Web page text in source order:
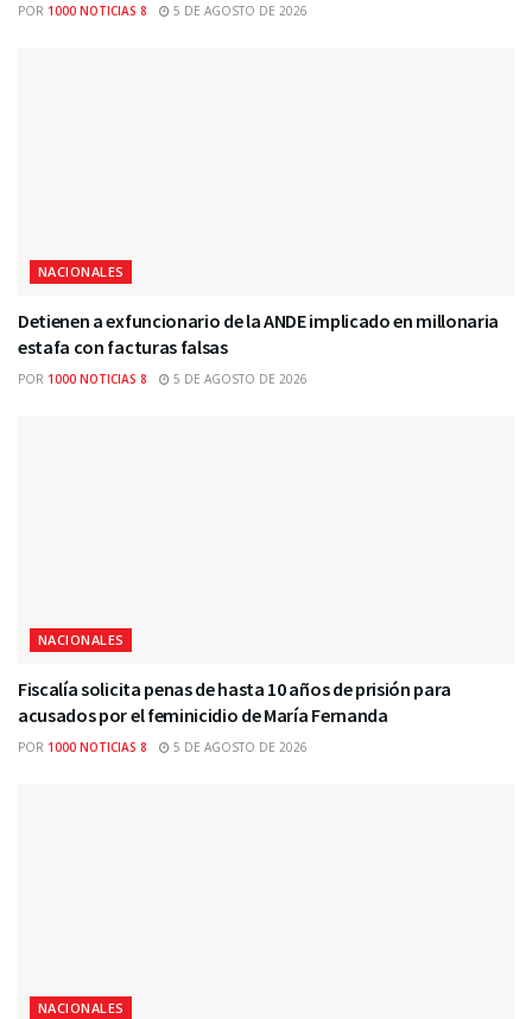
POR 1000 NOTICIAS 8 5 DE AGOSTO DE 2026
NACIONALES
Detienen a exfuncionario de la ANDE implicado en millonaria
estafa con facturas falsas
POR 1000 NOTICIAS 8 5 DE AGOSTO DE 2026
NACIONALES
Fiscalía solicita penas de hasta 10 años de prisión para
acusados por el feminicidio de María Fernanda
POR 1000 NOTICIAS 8 5 DE AGOSTO DE 2026
NACIONALES